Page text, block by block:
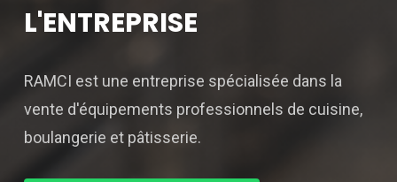
L'ENTREPRISE
RAMCI est une entreprise spécialisée dans la
vente d'équipements professionnels de cuisine,
boulangerie et pâtisserie.